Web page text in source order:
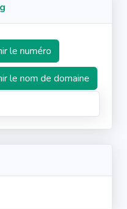
le numéro
le nom de domaine